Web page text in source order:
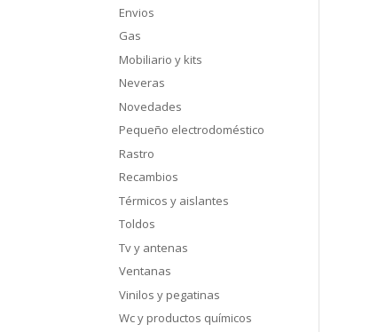
Envios
Gas
Mobiliario y kits
Neveras
Novedades
Pequeño electrodoméstico
Rastro
Recambios
Térmicos y aislantes
Toldos
Tv y antenas
Ventanas
Vinilos y pegatinas
Wc y productos químicos